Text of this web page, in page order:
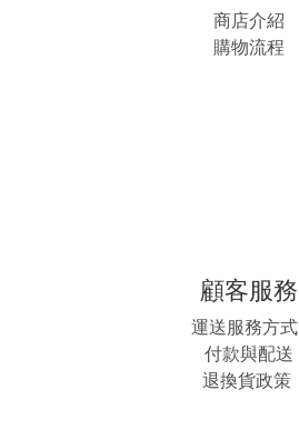
商店介紹
購物流程
顧客服務
運送服務方式
付款與配送
退換貨政策